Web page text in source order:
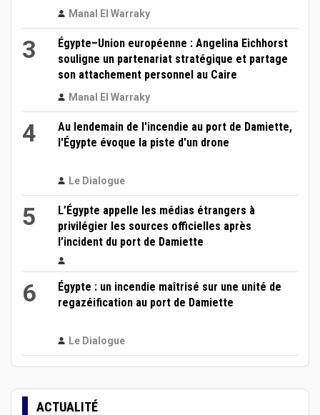
Manal El Warraky
3
Égypte–Union européenne : Angelina Eichhorst
souligne un partenariat stratégique et partage
son attachement personnel au Caire
Manal El Warraky
4
Au lendemain de l'incendie au port de Damiette,
l'Égypte évoque la piste d'un drone
Le Dialogue
5
L’Égypte appelle les médias étrangers à
privilégier les sources officielles après
l’incident du port de Damiette
6
Égypte : un incendie maîtrisé sur une unité de
regazéification au port de Damiette
Le Dialogue
ACTUALITÉ